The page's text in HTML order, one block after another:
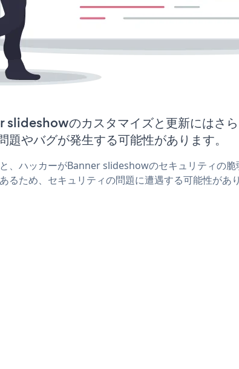
slideshowのカスタマイズと更新にはさ
題やバグが発生する可能性があります。
、ハッカーがBanner slideshowのセキュリティの脆
るため、セキュリティの問題に遭遇する可能性があり